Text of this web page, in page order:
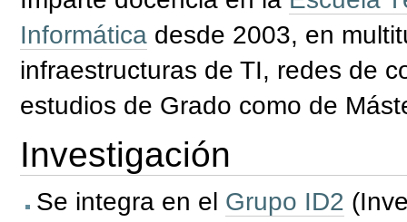
Informática desde 2003, en
infraestructuras de TI, redes de
estudios de Grado como de
Investigación
Se integra en el Grupo ID2